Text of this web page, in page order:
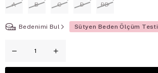
A B C D DD
Bedenimi Bul Sütyen Beden Ölçüm Testi